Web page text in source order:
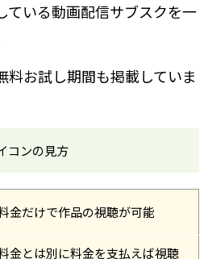
ている動画配信サブスクを一
料お試し期間も掲載していま
コンの見方
金だけで作品の視聴が可能
金とは別に料金を支払えば視聴